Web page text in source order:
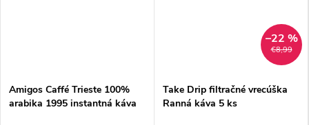
Amigos Caffé Trieste 100%
arabika 1995 instantná káva
€8,99
–22 %
Take Drip filtračné vrecúška
Ranná káva 5 ks